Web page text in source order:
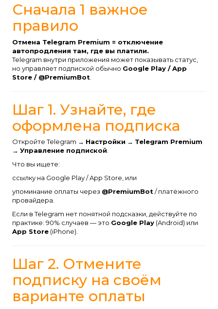
Сначала 1 важное
правило
Отмена Telegram Premium = отключение
автопродления там, где вы платили.
Telegram внутри приложения может показывать статус,
но управляет подпиской обычно Google Play / App
Store / @PremiumBot
Шаг 1. Узнайте, где
оформлена подписка
Откройте Telegram → Настройки → Telegram Premium
→ Управление подпиской.
Что вы ищете:
ссылку на Google Play / App Store, или
упоминание оплаты через @PremiumBot/ платёжного
провайдера.
Если в Telegram нет понятной подсказки, действуйте по
практике: 90% случаев — это Google Play (Android) или
App Store (iPhone).
Шаг 2. Отмените
подписку на своём
варианте оплаты